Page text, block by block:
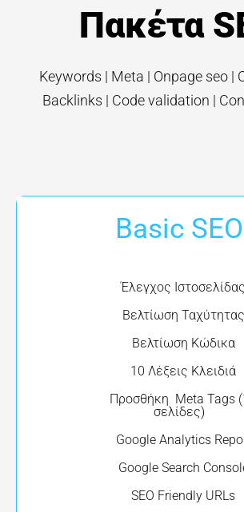
Πακέτα
Keywords | Meta | Onpage seo |
Backlinks | Code validation |
Basic SEO
Έλεγχος Ιστοσελίδας
Βελτίωση Ταχύτητας
Βελτίωση Κώδικα
10 Λέξεις Κλειδιά
Προσθήκη Meta Tags
σελίδες)
Google Analytics
Google Search
SEO Friendly URLs